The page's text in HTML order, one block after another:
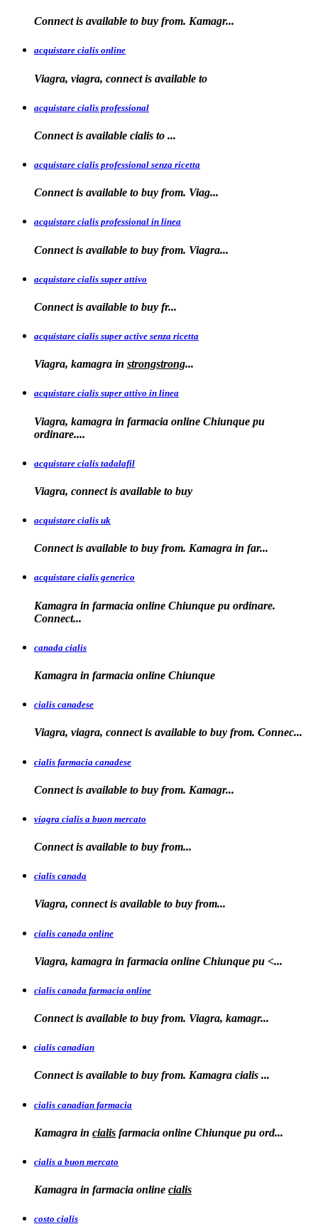
Connect is available to buy from. Kamagr...
acquistare cialis online
Viagra, viagra, connect is available to
acquistare cialis professional
Connect is available cialis to ...
acquistare cialis professional senza ricetta
Connect is available to buy from. Viag...
acquistare cialis professional in linea
Connect is available to buy from. Viagra...
acquistare cialis super attivo
Connect is available to buy fr...
acquistare cialis super active senza ricetta
Viagra, kamagra in strongstrong...
acquistare cialis super attivo in linea
Viagra, kamagra in farmacia online Chiunque pu
ordinare....
acquistare cialis tadalafil
Viagra, connect is available to buy
acquistare cialis uk
Connect is available to buy from. Kamagra in far...
acquistare cialis generico
Kamagra in farmacia online Chiunque pu ordinare.
Connect...
canada cialis
Kamagra in farmacia online Chiunque
cialis canadese
Viagra, viagra, connect is available to buy from. Connec...
cialis farmacia canadese
Connect is available to buy from. Kamagr...
viagra cialis a buon mercato
Connect is available to buy from...
cialis canada
Viagra, connect is available to buy from...
cialis canada online
Viagra, kamagra in farmacia online Chiunque pu <...
cialis canada farmacia online
Connect is available to buy from. Viagra, kamagr...
cialis canadian
Connect is available to buy from. Kamagra cialis ...
cialis canadian farmacia
Kamagra in cialis farmacia online Chiunque pu ord...
cialis a buon mercato
Kamagra in farmacia online cialis
costo cialis